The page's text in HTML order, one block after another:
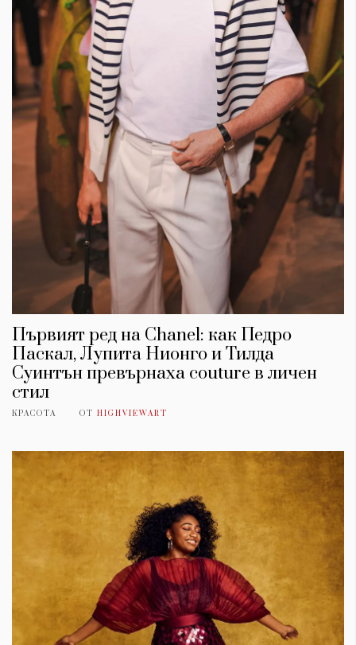
Първият ред на Chanel: как Педро
Паскал, Лупита Нионго и Тилда
Суинтън превърнаха couture в личен
стил
КРАСОТА ОТ HIGHVIEWART